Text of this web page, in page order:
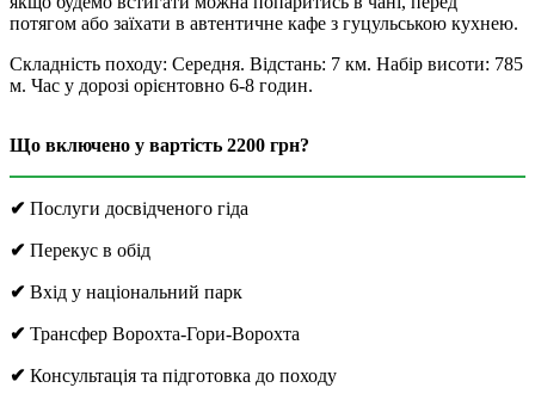
потягом або заїхати в автентичне кафе з гуцульською кухнею.
Складність походу: Середня. Відстань: 7 км. Набір висоти: 785
м. Час у дорозі орієнтовно 6-8 годин.
Що включено у вартість 2200 грн?
✔ Послуги досвідченого гіда
✔ Перекус в обід
✔ Вхід у національний парк
✔ Трансфер Ворохта-Гори-Ворохта
✔ Консультація та підготовка до походу